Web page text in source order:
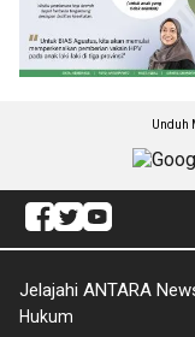
Unduh
Jelajahi ANTARA
Hukum